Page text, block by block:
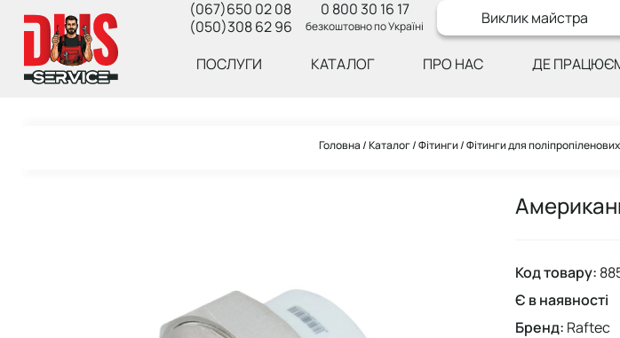
(067)650 02 08
(050)308 62 96
0 800 30 16 17
безкоштовно по Україні Виклик майстра
ПОСЛУГИ КАТАЛОГ ПРО НАС ДЕ
Головна Каталог Фітинги Фітинги для поліпропіленових
Код товару:
Є в наявності
Бренд: Raftec